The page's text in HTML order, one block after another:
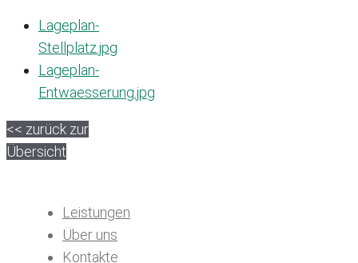
Lageplan-
Stellplatz.jpg
Lageplan-
Entwaesserung.jpg
<< zurück zur
Übersicht
Leistungen
Über uns
Kontakte